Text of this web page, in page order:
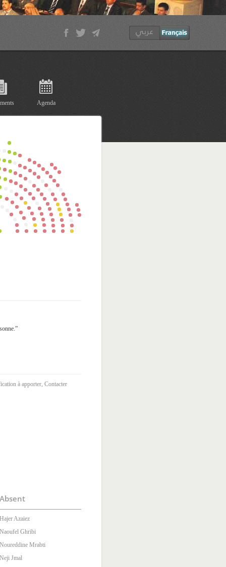
Agenda
à apporter, Contacter
Absent
Hajer Azaiez
Naoufel Ghribi
Noureddine Mrabti
Neji Jmal